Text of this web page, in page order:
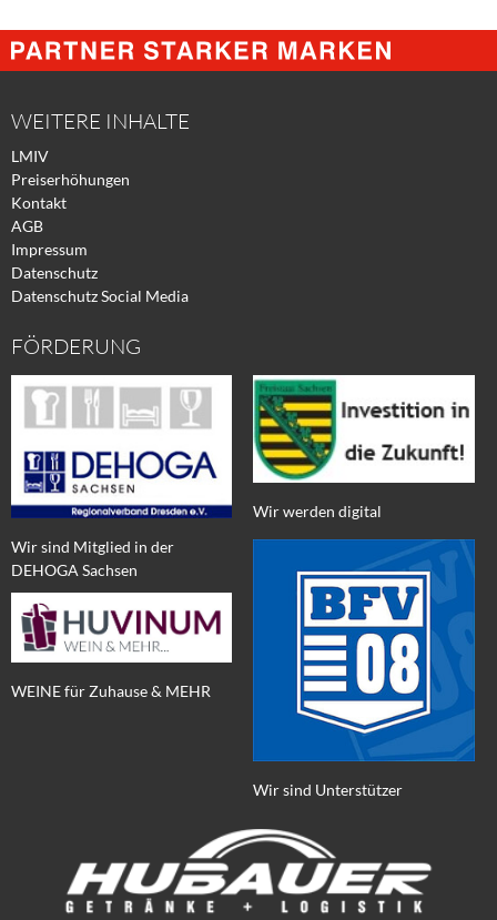
@
Facebook
@
Xing
@
Twitter
WEITERE INHALTE
LMIV
Preiserhöhungen
Kontakt
AGB
Impressum
Datenschutz
Datenschutz Social Media
FÖRDERUNG
Wir sind Mitglied in der
DEHOGA Sachsen
WEINE für Zuhause & MEHR
Wir werden digital
Wir sind Unterstützer